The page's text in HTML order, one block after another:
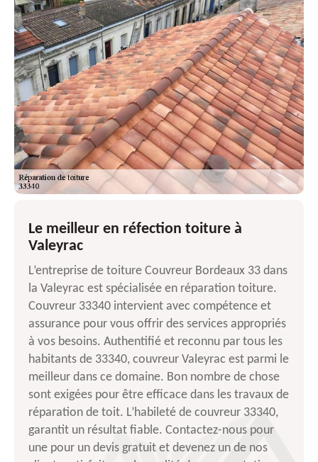
Le meilleur en réfection toiture à
Valeyrac
L’entreprise de toiture Couvreur Bordeaux 33 dans
la Valeyrac est spécialisée en réparation toiture.
Couvreur 33340 intervient avec compétence et
assurance pour vous offrir des services appropriés
à vos besoins. Authentifié et reconnu par tous les
habitants de 33340, couvreur Valeyrac est parmi le
meilleur dans ce domaine. Bon nombre de chose
sont exigées pour être efficace dans les travaux de
réparation de toit. L’habileté de couvreur 33340,
garantit un résultat fiable. Contactez-nous pour
une pour un devis gratuit et devenez un de nos